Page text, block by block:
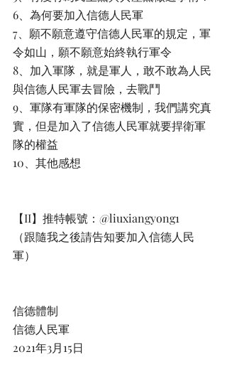
6、為何要加入信德人民軍
7、願不願意遵守信德人民軍的規定，軍
令如山，願不願意始終執行軍令
8、加入軍隊，就是軍人，敢不敢為人民
與信德人民軍去冒險，去戰鬥
9、軍隊有軍隊的保密機制，我們講究真
實，但是加入了信德人民軍就要捍衛軍
隊的權益
10、其他感想
【II】推特帳號：@liuxiangyong1
（跟隨我之後請告知要加入信德人民
軍）
信德體制
信德人民軍
2021年3月15日